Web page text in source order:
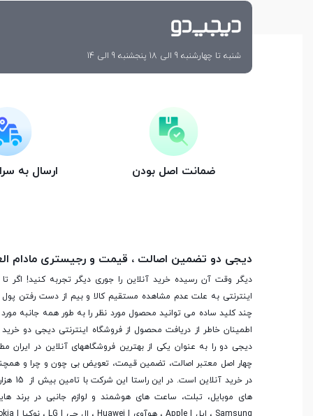
محفظه جداگانه کارت
حافظه
صفحه نمایش رنگی
اندازه صفحه نمایش 6.7 اینچ
نرخ تازه‌سازی صفحه
نمایش
120 هرتز
رزولوشن صفحه نمایش 1290x2796 پیکسل
واحد روشنایی 1000 نیت (Typ) - 2000 نیت (HBM)
شنبه تا چهارشنبه 9 الی 18 پنجشنبه 9 الی 14
ضمانت اصل بودن ارسال به
دیجی دو تضمین اصالت ، قیمت و رجیستری مادام
دیگر وقت آن رسیده خرید آنلاین را جوری دیگر تجربه کنید! اگر
اینترنتی به علت عدم مشاهده مستقیم کالا و بیم از دست رفتن پول
چند کلید ساده می توانید محصول مورد نظر را به طور همه جانبه مورد
اطمینان خاطر از دریافت محصول از فروشگاه اینترنتی دیجی دو
دیجی دو را به عنوان یکی از بهترین فروشگاه­های آنلاین در ایران
چهار اصل معتبر اصالت، تضمین قیمت، تعویض بی چون و چرا و
در خرید
های موبایل، تبلت، ساعت های هوشمند و لوازم جانبی در برند